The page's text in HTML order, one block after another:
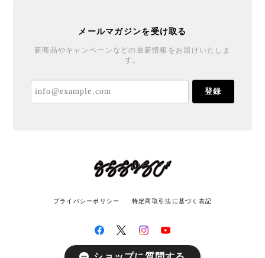
メールマガジンを受け取る
新商品やキャンペーンなどの最新情報をお届けいたしま
す。
登録
プライバシーポリシー 特定商取引法に基づく表記